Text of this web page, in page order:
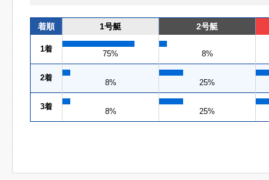
着順 1号艇 2号艇
1着
75% 8%
2着
8% 25%
3着
8% 25%